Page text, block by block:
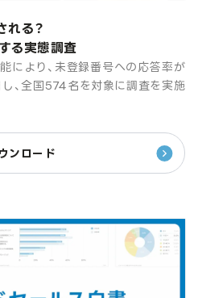
れる？
る実態調査
により、未登録番号への応答率が
、全国574名を対象に調査を実施
ンロード